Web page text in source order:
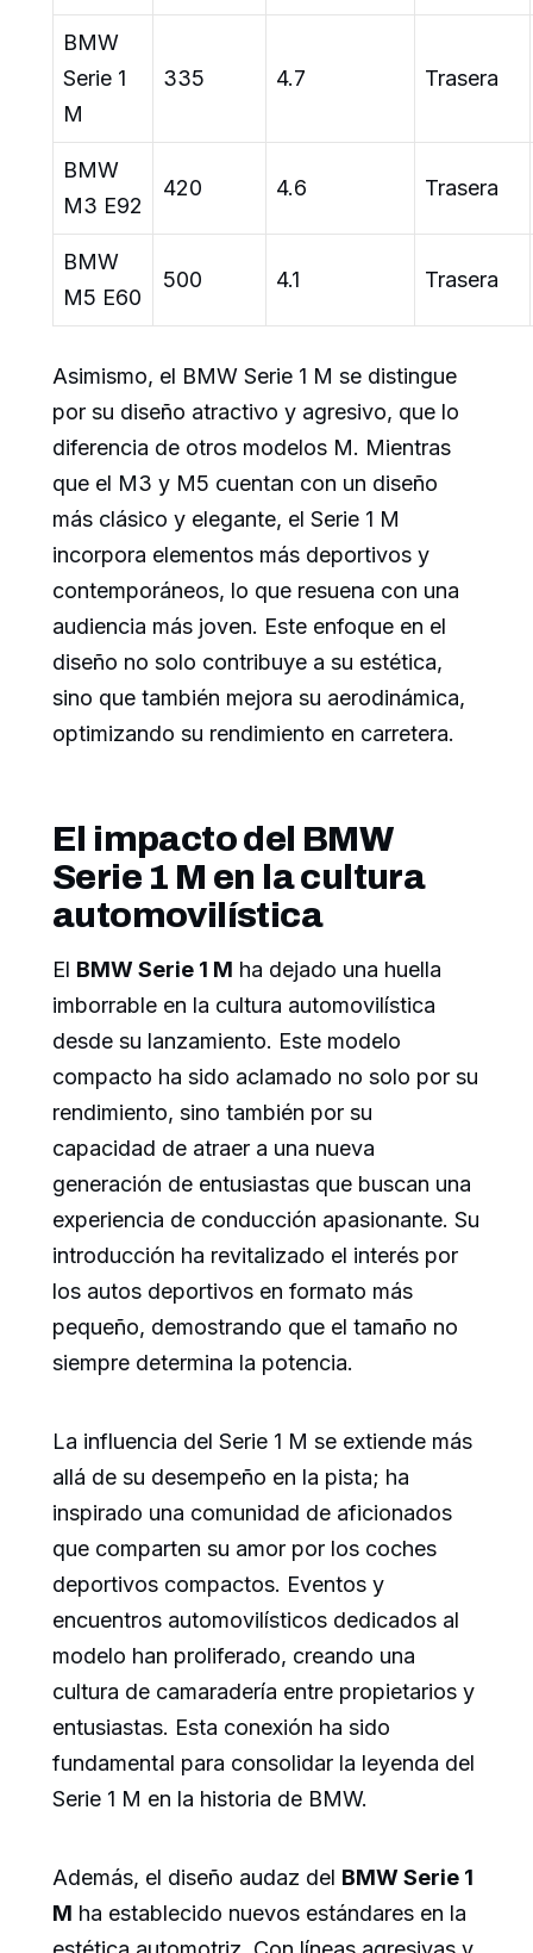
BMW
Serie 1
M
335 4.7 Trasera
BMW
M3 E92
420 4.6 Trasera
BMW
M5 E60
500 4.1 Trasera
Asimismo, el BMW Serie 1 M se distingue
por su diseño atractivo y agresivo, que lo
diferencia de otros modelos M. Mientras
que el M3 y M5 cuentan con un diseño
más clásico y elegante, el Serie 1 M
incorpora elementos más deportivos y
contemporáneos, lo que resuena con una
audiencia más joven. Este enfoque en el
diseño no solo contribuye a su estética,
sino que también mejora su aerodinámica,
optimizando su rendimiento en carretera.
El impacto del BMW
Serie 1 M en la cultura
automovilística
El BMW Serie 1 M ha dejado una huella
imborrable en la cultura automovilística
desde su lanzamiento. Este modelo
compacto ha sido aclamado no solo por su
rendimiento, sino también por su
capacidad de atraer a una nueva
generación de entusiastas que buscan una
experiencia de conducción apasionante. Su
introducción ha revitalizado el interés por
los autos deportivos en formato más
pequeño, demostrando que el tamaño no
siempre determina la potencia.
La influencia del Serie 1 M se extiende más
allá de su desempeño en la pista; ha
inspirado una comunidad de aficionados
que comparten su amor por los coches
deportivos compactos. Eventos y
encuentros automovilísticos dedicados al
modelo han proliferado, creando una
cultura de camaradería entre propietarios y
entusiastas. Esta conexión ha sido
fundamental para consolidar la leyenda del
Serie 1 M en la historia de BMW.
Además, el diseño audaz del BMW Serie 1
M ha establecido nuevos estándares en la